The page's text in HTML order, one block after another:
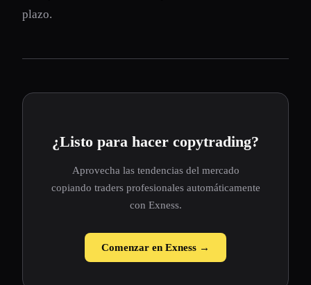
plazo.
¿Listo para hacer copytrading?
Aprovecha las tendencias del mercado
copiando traders profesionales automáticamente
con Exness.
Comenzar en Exness →